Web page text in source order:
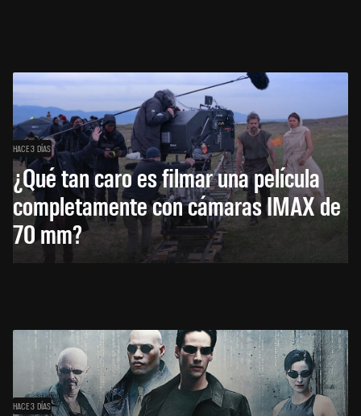
HACE 3 DÍAS
¿Qué tan caro es filmar una película
completamente con cámaras IMAX de
70 mm?
HACE 3 DÍAS